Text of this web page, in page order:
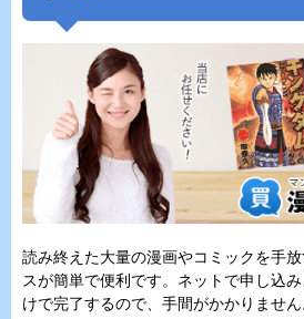
読み終えた大量の漫画やコミックを手
スが簡単で便利です。ネットで申し込
けで完了するので、手間がかかりません